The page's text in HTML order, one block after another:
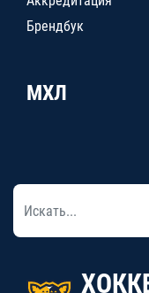
Брендбук
МХЛ